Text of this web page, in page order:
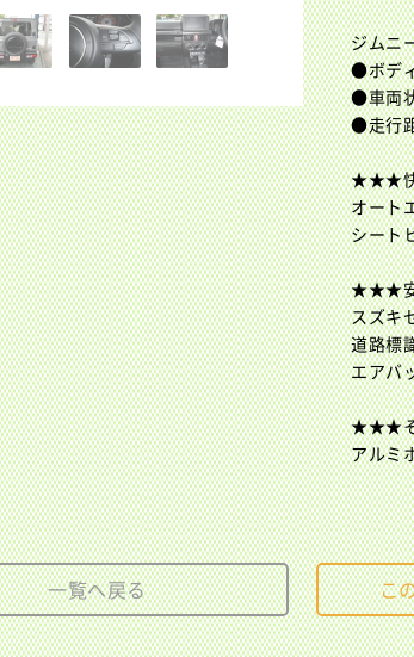
ジム
●ボデ
●車両
●走行
★★★
オート
シート
★★★
スズキ
道路標
エアバ
★★★
アルミ
一覧へ戻る こ